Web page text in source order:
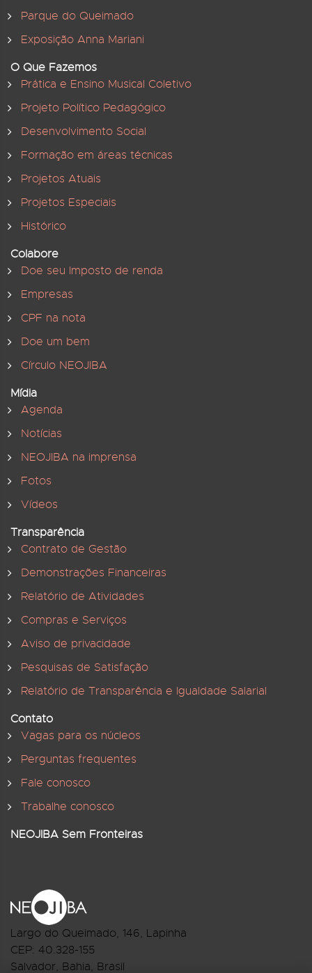
Parque do Queimado
Exposição Anna Mariani
O Que Fazemos
Prática e Ensino Musical Coletivo
Projeto Político Pedagógico
Desenvolvimento Social
Formação em áreas técnicas
Projetos Atuais
Projetos Especiais
Histórico
Colabore
Doe seu Imposto de renda
Empresas
CPF na nota
Doe um bem
Círculo NEOJIBA
Mídia
Agenda
Notícias
NEOJIBA na imprensa
Fotos
Vídeos
Transparência
Contrato de Gestão
Demonstrações Financeiras
Relatório de Atividades
Compras e Serviços
Aviso de privacidade
Pesquisas de Satisfação
Relatório de Transparência e Igualdade Salarial
Contato
Vagas para os núcleos
Perguntas frequentes
Fale conosco
Trabalhe conosco
NEOJIBA Sem Fronteiras
Largo do Queimado, 146, Lapinha
CEP: 40.328-155
Salvador, Bahia, Brasil